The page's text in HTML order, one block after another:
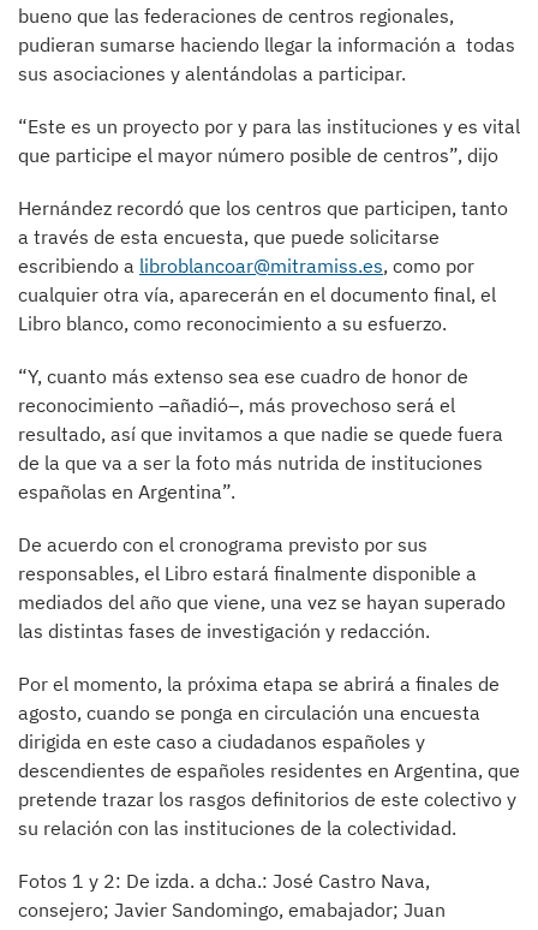
bueno que las federaciones de centros regionales,
pudieran sumarse haciendo llegar la información a todas
sus asociaciones y alentándolas a participar.
“Este es un proyecto por y para las instituciones y es vital
que participe el mayor número posible de centros”, dijo
Hernández recordó que los centros que participen, tanto
a través de esta encuesta, que puede solicitarse
escribiendo a libroblancoar@mitramiss.es, como por
cualquier otra vía, aparecerán en el documento final, el
Libro blanco, como reconocimiento a su esfuerzo.
“Y, cuanto más extenso sea ese cuadro de honor de
reconocimiento –añadió–, más provechoso será el
resultado, así que invitamos a que nadie se quede fuera
de la que va a ser la foto más nutrida de instituciones
españolas en Argentina”.
De acuerdo con el cronograma previsto por sus
responsables, el Libro estará finalmente disponible a
mediados del año que viene, una vez se hayan superado
las distintas fases de investigación y redacción.
Por el momento, la próxima etapa se abrirá a finales de
agosto, cuando se ponga en circulación una encuesta
dirigida en este caso a ciudadanos españoles y
descendientes de españoles residentes en Argentina, que
pretende trazar los rasgos definitorios de este colectivo y
su relación con las instituciones de la colectividad.
Fotos 1 y 2: De izda. a dcha.: José Castro Nava,
consejero; Javier Sandomingo, emabajador; Juan